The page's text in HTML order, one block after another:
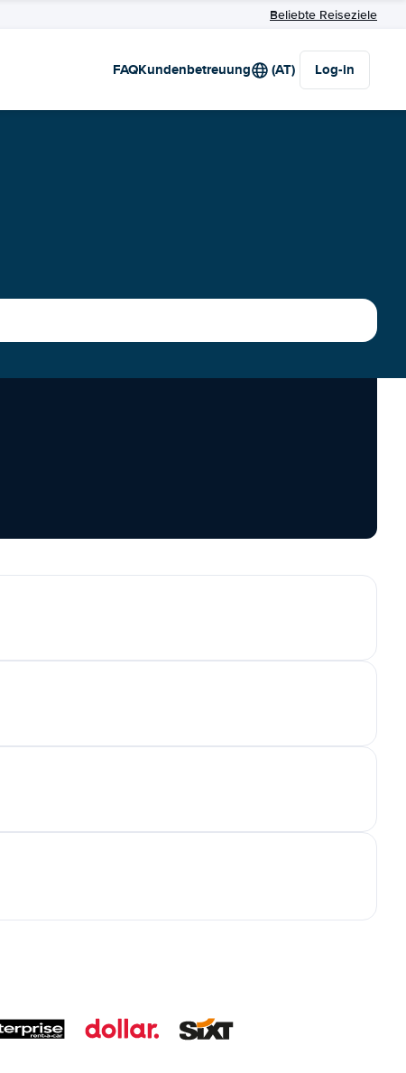
Beliebte Reiseziele
FAQKundenbetreuung (AT) Log-in